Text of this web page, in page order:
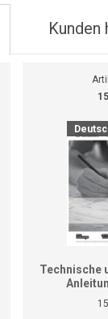
Kunden
Technische
nicht den